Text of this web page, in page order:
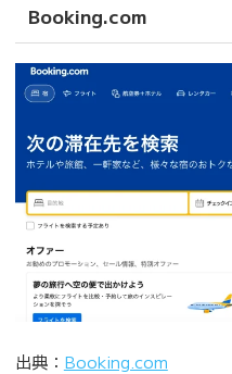
Booking.com
出典： Booking.com